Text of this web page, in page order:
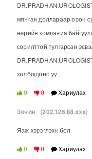
мянган доллараар орон
өөрийн компаниа
сорилттой тулгарсан
холбогдоно уу.
0 0 Хариулах
Зочин [202.126.88.xxx]
Яаж хэрэглэхн бол
0 0 Хариулах